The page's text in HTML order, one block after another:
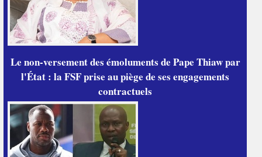
Le non-versement des émoluments de Pape Thiaw par
l'État : la FSF prise au piège de ses engagements
contractuels